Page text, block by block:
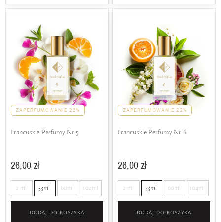
ZAPERFUMOWANIE 22%
Francuskie Perfumy Nr 5
26,00 zł
2 ml 33ml 60ml 104ml
DODAJ DO KOSZYKA
ZAPERFUMOWANIE 22%
Francuskie Perfumy Nr 6
26,00 zł
2 ml 33ml 60ml 104ml
DODAJ DO KOSZYKA